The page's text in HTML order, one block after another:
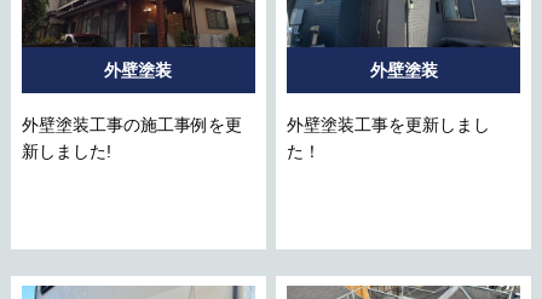
外壁塗装
外壁塗装工事の施工事例を更
新しました!
外壁塗装
外壁塗装工事を更新しまし
た！